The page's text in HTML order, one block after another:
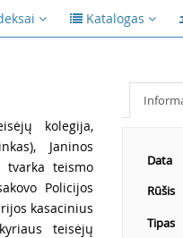
Katalogas
kolegija,
Janinos
tvarka teismo
Policijos
kasacinius
teisėjų
Data
Rūšis
Tipas